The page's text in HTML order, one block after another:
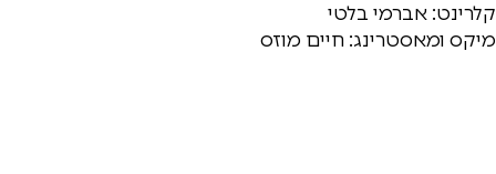
קלרינט: אברמי בלטי
מיקס ומאסטרינג: חיים מוזס